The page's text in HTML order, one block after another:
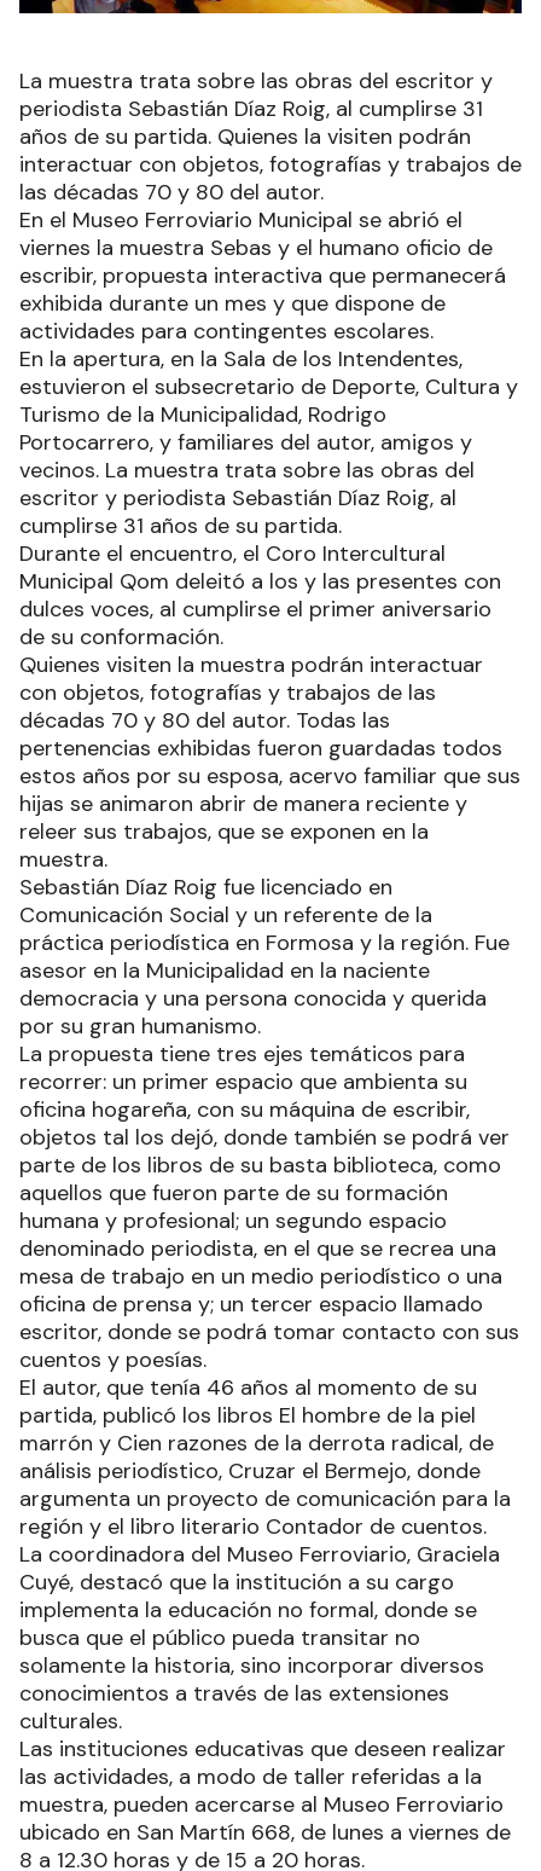
La muestra trata sobre las obras del escritor y
periodista Sebastián Díaz Roig, al cumplirse 31
años de su partida. Quienes la visiten podrán
interactuar con objetos, fotografías y trabajos de
las décadas 70 y 80 del autor.
En el Museo Ferroviario Municipal se abrió el
viernes la muestra Sebas y el humano oficio de
escribir, propuesta interactiva que permanecerá
exhibida durante un mes y que dispone de
actividades para contingentes escolares.
En la apertura, en la Sala de los Intendentes,
estuvieron el subsecretario de Deporte, Cultura y
Turismo de la Municipalidad, Rodrigo
Portocarrero, y familiares del autor, amigos y
vecinos. La muestra trata sobre las obras del
escritor y periodista Sebastián Díaz Roig, al
cumplirse 31 años de su partida.
Durante el encuentro, el Coro Intercultural
Municipal Qom deleitó a los y las presentes con
dulces voces, al cumplirse el primer aniversario
de su conformación.
Quienes visiten la muestra podrán interactuar
con objetos, fotografías y trabajos de las
décadas 70 y 80 del autor. Todas las
pertenencias exhibidas fueron guardadas todos
estos años por su esposa, acervo familiar que sus
hijas se animaron abrir de manera reciente y
releer sus trabajos, que se exponen en la
muestra.
Sebastián Díaz Roig fue licenciado en
Comunicación Social y un referente de la
práctica periodística en Formosa y la región. Fue
asesor en la Municipalidad en la naciente
democracia y una persona conocida y querida
por su gran humanismo.
La propuesta tiene tres ejes temáticos para
recorrer: un primer espacio que ambienta su
oficina hogareña, con su máquina de escribir,
objetos tal los dejó, donde también se podrá ver
parte de los libros de su basta biblioteca, como
aquellos que fueron parte de su formación
humana y profesional; un segundo espacio
denominado periodista, en el que se recrea una
mesa de trabajo en un medio periodístico o una
oficina de prensa y; un tercer espacio llamado
escritor, donde se podrá tomar contacto con sus
cuentos y poesías.
El autor, que tenía 46 años al momento de su
partida, publicó los libros El hombre de la piel
marrón y Cien razones de la derrota radical, de
análisis periodístico, Cruzar el Bermejo, donde
argumenta un proyecto de comunicación para la
región y el libro literario Contador de cuentos.
La coordinadora del Museo Ferroviario, Graciela
Cuyé, destacó que la institución a su cargo
implementa la educación no formal, donde se
busca que el público pueda transitar no
solamente la historia, sino incorporar diversos
conocimientos a través de las extensiones
culturales.
Las instituciones educativas que deseen realizar
las actividades, a modo de taller referidas a la
muestra, pueden acercarse al Museo Ferroviario
ubicado en San Martín 668, de lunes a viernes de
8 a 12.30 horas y de 15 a 20 horas.